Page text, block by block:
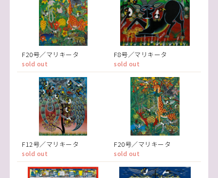
F20号／マリキータ
sold out
F8号／マリキータ
sold out
F12号／マリキータ
sold out
F20号／マリキータ
sold out